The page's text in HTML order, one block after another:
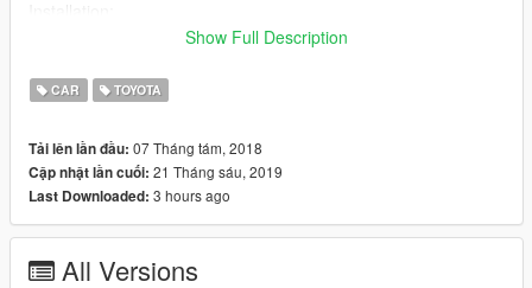
----------------------------------------------
xtmn.5
Show Full Description
CAR TOYOTA
Tải lên lần đầu: 07 Tháng tám, 2018
Cập nhật lần cuối: 21 Tháng sáu, 2019
Last Downloaded: 3 hours ago
All Versions